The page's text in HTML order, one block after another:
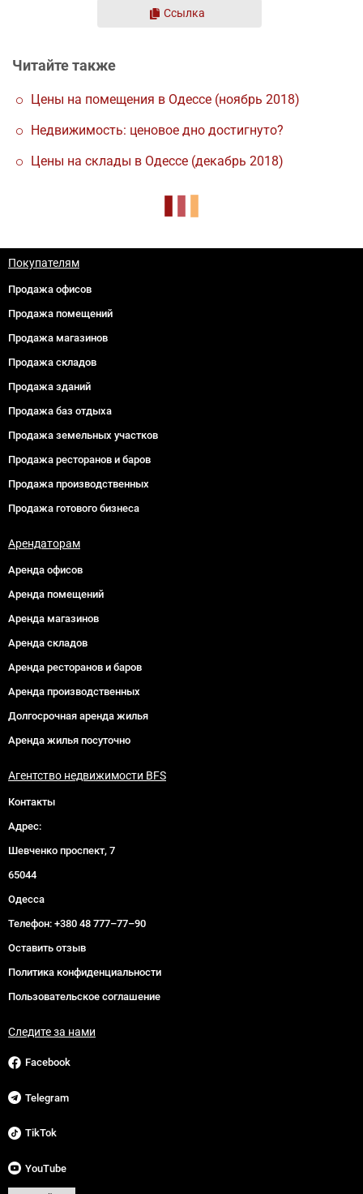
Ссылка
Читайте также
Цены на помещения в Одессе (ноябрь 2018)
Недвижимость: ценовое дно достигнуто?
Цены на склады в Одессе (декабрь 2018)
Покупателям
Продажа офисов
Продажа помещений
Продажа магазинов
Продажа складов
Продажа зданий
Продажа баз отдыха
Продажа земельных участков
Продажа ресторанов и баров
Продажа производственных
Продажа готового бизнеса
Арендаторам
Аренда офисов
Аренда помещений
Аренда магазинов
Аренда складов
Аренда ресторанов и баров
Аренда производственных
Долгосрочная аренда жилья
Аренда жилья посуточно
Агентство недвижимости BFS
Контакты
Адрес:
Шевченко проспект, 7
65044
Одесса
Телефон: +380 48 777–77–90
Оставить отзыв
Политика конфиденциальности
Пользовательское соглашение
Следите за нами
Facebook
Telegram
TikTok
YouTube